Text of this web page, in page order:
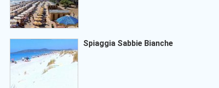
Spiaggia Sabbie Bianche